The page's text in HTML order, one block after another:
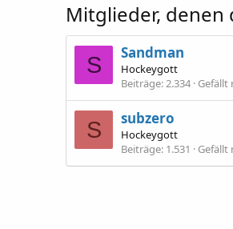
Mitglieder, denen
S Sandman
Hockeygott
Beiträge 2.334 Gefällt
S subzero
Hockeygott
Beiträge 1.531 Gefällt